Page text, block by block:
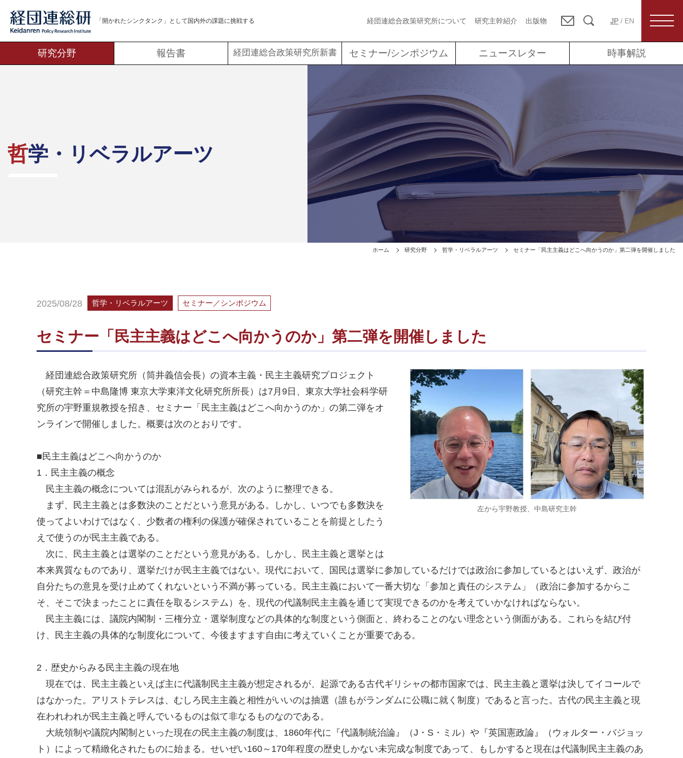
「開かれたシンクタンク」として 国内外の課題に挑戦する 経団連総合政策研究所について 研究主幹紹介 出版物 JP / EN
研究分野 報告書 経団連総合政策研究所新書 セミナー/シンポジウム ニュースレター 時事解説
哲学・リベラルアーツ
ホーム 研究分野 哲学・リベラルアーツ セミナー「民主主義はどこへ向かうのか」第二弾を開催しました
2025/08/28 哲学・リベラルアーツ セミナー／シンポジウム
セミナー「民主主義はどこへ向かうのか」第二弾を開催しました
左から宇野教授、中島研究主幹
経団連総合政策研究所（筒井義信会長）の資本主義・民主主義研究プロジェクト
（研究主幹＝中島隆博 東京大学東洋文化研究所所長）は7月9日、東京大学社会科学研
究所の宇野重規教授を招き、セミナー「民主主義はどこへ向かうのか」の第二弾をオ
ンラインで開催しました。概要は次のとおりです。
■民主主義はどこへ向かうのか
1．民主主義の概念
民主主義の概念については混乱がみられるが、次のように整理できる。
まず、民主主義とは多数決のことだという意見がある。しかし、いつでも多数決を
使ってよいわけではなく、少数者の権利の保護が確保されていることを前提としたう
えで使うのが民主主義である。
次に、民主主義とは選挙のことだという意見がある。しかし、民主主義と選挙とは
本来異質なものであり、選挙だけが民主主義ではない。現代において、国民は選挙に参加しているだけでは政治に参加しているとはいえず、政治が
自分たちの意見を受け止めてくれないという不満が募っている。民主主義において一番大切な「参加と責任のシステム」（政治に参加するからこ
そ、そこで決まったことに責任を取るシステム）を、現代の代議制民主主義を通じて実現できるのかを考えていかなければならない。
民主主義には、議院内閣制・三権分立・選挙制度などの具体的な制度という側面と、終わることのない理念という側面がある。これらを結び付
け、民主主義の具体的な制度化について、今後ますます自由に考えていくことが重要である。
2．歴史からみる民主主義の現在地
現在では、民主主義といえば主に代議制民主主義が想定されるが、起源である古代ギリシャの都市国家では、民主主義と選挙は決してイコールで
はなかった。アリストテレスは、むしろ民主主義と相性がいいのは抽選（誰もがランダムに公職に就く制度）であると言った。古代の民主主義と現
在われわれが民主主義と呼んでいるものは似て非なるものなのである。
大統領制や議院内閣制といった現在の民主主義の制度は、1860年代に『代議制統治論』（J・S・ミル）や『英国憲政論』（ウォルター・バジョッ
ト）によって精緻化されたものに始まる。せいぜい160～170年程度の歴史しかない未完成な制度であって、もしかすると現在は代議制民主主義のあ